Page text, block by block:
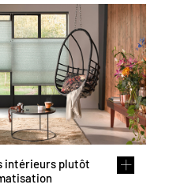
intérieurs plutôt